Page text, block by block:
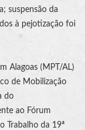
suspensão da
à pejotização foi
Alagoas (MPT/AL)
de Mobilização
do
ao Fórum
Trabalho da 19ª